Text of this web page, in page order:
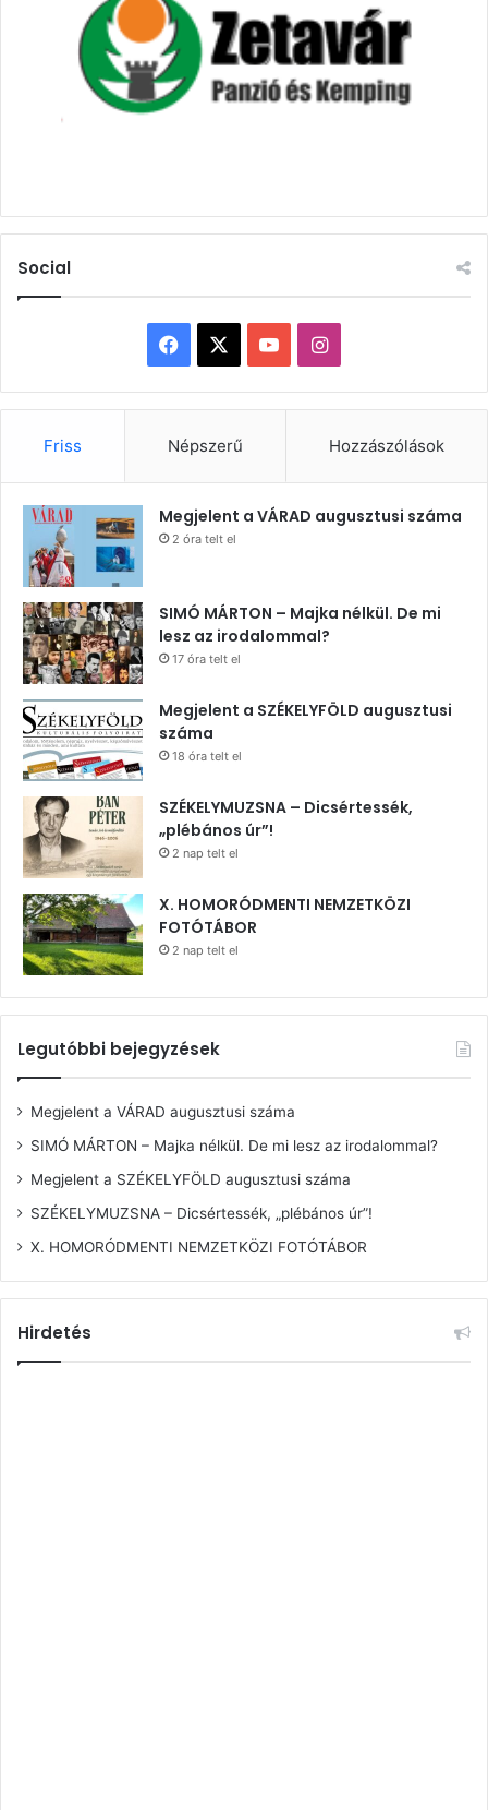
Social
Facebook YouTubeInstagram
Friss Népszerű Hozzászólások
Megjelent a VÁRAD augusztusi száma
2 óra telt el
SIMÓ MÁRTON – Majka nélkül. De mi
lesz az irodalommal?
17 óra telt el
Megjelent a SZÉKELYFÖLD augusztusi
száma
18 óra telt el
SZÉKELYMUZSNA – Dicsértessék,
„plébános úr”!
2 nap telt el
X. HOMORÓDMENTI NEMZETKÖZI
FOTÓTÁBOR
2 nap telt el
Legutóbbi bejegyzések
Megjelent a VÁRAD augusztusi száma
SIMÓ MÁRTON – Majka nélkül. De mi lesz az irodalommal?
Megjelent a SZÉKELYFÖLD augusztusi száma
SZÉKELYMUZSNA – Dicsértessék, „plébános úr”!
X. HOMORÓDMENTI NEMZETKÖZI FOTÓTÁBOR
Hirdetés